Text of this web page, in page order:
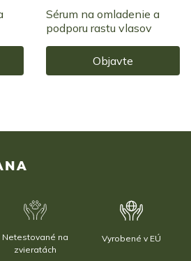
Sérum na omladenie a
podporu rastu vlasov
Objavte
Netestované na
zvieratách
Vyrobené v EÚ